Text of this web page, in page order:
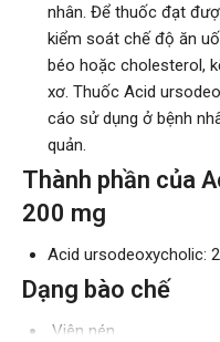
nhân. Để thuốc đạt
kiểm soát chế độ ăn
béo hoặc cholesterol,
xơ. Thuốc Acid
cáo sử dụng ở bệnh
quản.
Thành phần của
200 mg
Acid ursodeoxycholic:
Dạng bào chế
Viên nén.